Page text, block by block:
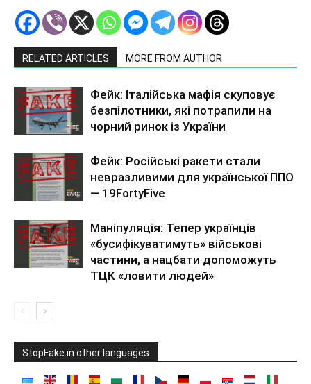
RELATED ARTICLES MORE FROM AUTHOR
Фейк: Італійська мафія скуповує
безпілотники, які потрапили на
чорний ринок із України
Фейк: Російські ракети стали
невразливими для української ППО
— 19FortyFive
Маніпуляція: Тепер українців
«бусифікуватимуть» військові
частини, а нацбати допоможуть
ТЦК «ловити людей»
StopFake in other languages